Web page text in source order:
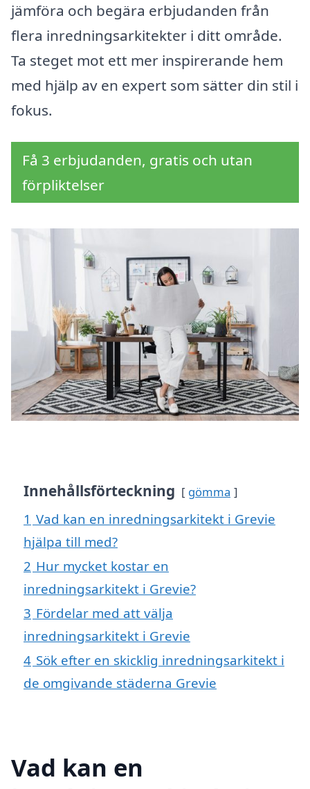
jämföra och begära erbjudanden från
flera inredningsarkitekter i ditt område.
Ta steget mot ett mer inspirerande hem
med hjälp av en expert som sätter din stil i
fokus.
Få 3 erbjudanden, gratis och utan
förpliktelser
Innehållsförteckning gömma
1 Vad kan en inredningsarkitekt i Grevie
hjälpa till med?
2 Hur mycket kostar en
inredningsarkitekt i Grevie?
3 Fördelar med att välja
inredningsarkitekt i Grevie
4 Sök efter en skicklig inredningsarkitekt i
de omgivande städerna Grevie
Vad kan en